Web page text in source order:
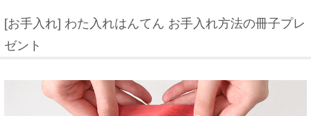
[お手入れ] わた入れはんてん お手入れ方法の冊子プレ
ゼント